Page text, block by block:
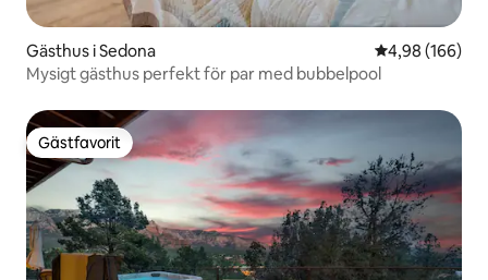
Gästhus i Sedona 4,98 av 5 i
4,98 (166)
Mysigt gästhus perfekt för par med bubbelpool
Gästfavorit
Gästfavorit